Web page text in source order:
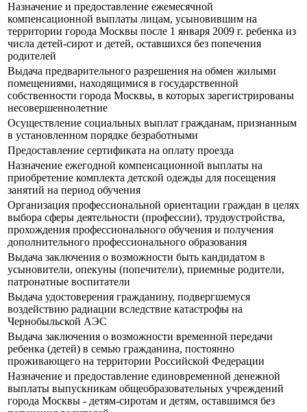
Назначение и предоставление ежемесячной
компенсационной выплаты лицам, усыновившим на
территории города Москвы после 1 января 2009 г. ребенка из
числа детей-сирот и детей, оставшихся без попечения
родителей
Выдача предварительного разрешения на обмен жилыми
помещениями, находящимися в государственной
собственности города Москвы, в которых зарегистрированы
несовершеннолетние
Осуществление социальных выплат гражданам, признанным
в установленном порядке безработными
Предоставление сертификата на оплату проезда
Назначение ежегодной компенсационной выплаты на
приобретение комплекта детской одежды для посещения
занятий на период обучения
Организация профессиональной ориентации граждан в целях
выбора сферы деятельности (профессии), трудоустройства,
прохождения профессионального обучения и получения
дополнительного профессионального образования
Выдача заключения о возможности быть кандидатом в
усыновители, опекуны (попечители), приемные родители,
патронатные воспитатели
Выдача удостоверения гражданину, подвергшемуся
воздействию радиации вследствие катастрофы на
Чернобыльской АЭС
Выдача заключения о возможности временной передачи
ребенка (детей) в семью гражданина, постоянно
проживающего на территории Российской Федерации
Назначение и предоставление единовременной денежной
выплаты выпускникам общеобразовательных учреждений
города Москвы - детям-сиротам и детям, оставшимся без